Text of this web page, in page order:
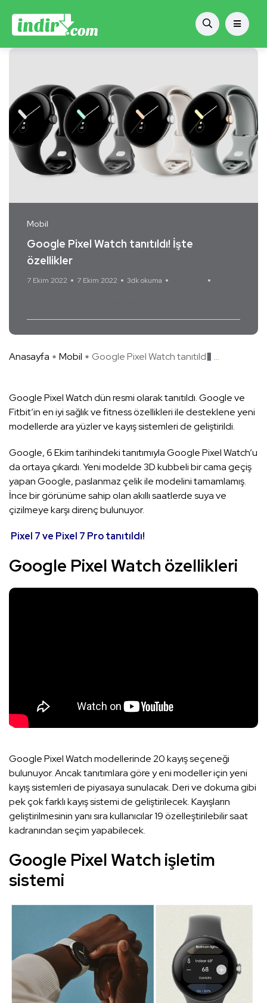
Mobil
Google Pixel Watch tanıtıldı! İşte
özellikler
7 Ekim 2022 7 Ekim 2022 3dk okuma
Anasayfa Mobil Google Pixel Watch tanıtıld� ...
Google Pixel Watch dün resmi olarak tanıtıldı. Google ve
Fitbit’in en iyi sağlık ve fitness özellikleri ile desteklene yeni
modellerde ara yüzler ve kayış sistemleri de geliştirildi.
Google, 6 Ekim tarihindeki tanıtımıyla Google Pixel Watch’u
da ortaya çıkardı. Yeni modelde 3D kubbeli bir cama geçiş
yapan Google, paslanmaz çelik ile modelini tamamlamış.
İnce bir görünüme sahip olan akıllı saatlerde suya ve
çizilmeye karşı direnç bulunuyor.
Pixel 7 ve Pixel 7 Pro tanıtıldı!
Google Pixel Watch özellikleri
Google Pixel Watch modellerinde 20 kayış seçeneği
bulunuyor. Ancak tanıtımlara göre y eni modeller için yeni
kayış sistemleri de piyasaya sunulacak. Deri ve dokuma gibi
pek çok farklı kayış sistemi de geliştirilecek. Kayışların
geliştirilmesinin yanı sıra kullanıcılar 19 özelleştirilebilir saat
kadranından seçim yapabilecek.
Google Pixel Watch işletim
sistemi